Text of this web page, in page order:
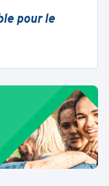
pour le